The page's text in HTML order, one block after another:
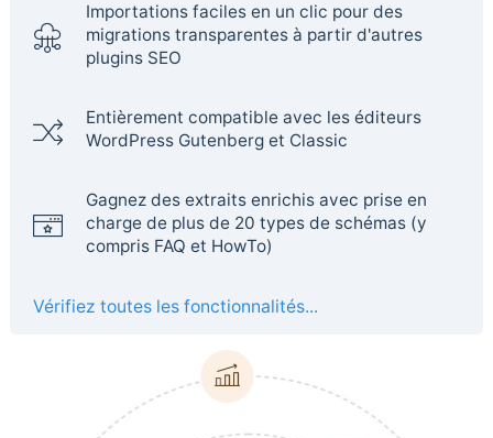
Importations faciles en un clic pour des
migrations transparentes à partir d'autres
plugins SEO
Entièrement compatible avec les éditeurs
WordPress Gutenberg et Classic
Gagnez des extraits enrichis avec prise en
charge de plus de 20 types de schémas (y
compris FAQ et HowTo)
Vérifiez toutes les fonctionnalités...